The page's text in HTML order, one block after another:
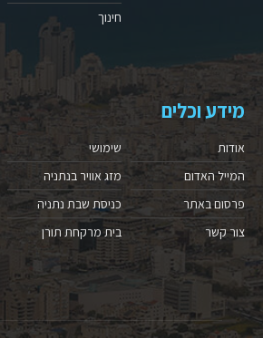
חינוך
מידע וכלים
אודות
המייל האדום
פרסום באתר
צור קשר
שימושי
מזג אוויר בנתניה
כניסת שבת נתניה
בית מרקחת תורן